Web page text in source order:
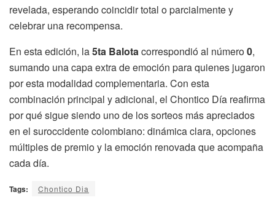
revelada, esperando coincidir total o parcialmente y
celebrar una recompensa.
En esta edición, la5ta Balotacorrespondió al número0,
sumando una capa extra de emoción para quienes jugaron
por esta modalidad complementaria. Con esta
combinación principal y adicional, el Chontico Día reafirma
por qué sigue siendo uno de los sorteos más apreciados
en el suroccidente colombiano: dinámica clara, opciones
múltiples de premio y la emoción renovada que acompaña
cada día.
Tags: Chontico Dia